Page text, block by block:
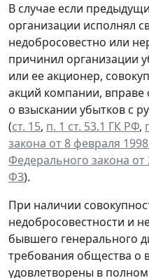
В случае если
организации исполнял
недобросовестно или
причинил организации
или ее акционер,
акций компании, вправе
о взыскании убытков с
(ст. 15, п. 1 ст. 53.1 ГК РФ,
закона от 8 февраля
Федерального закона от
ФЗ).
При наличии
недобросовестности и
бывшего генерального
требования общества о
удовлетворены в